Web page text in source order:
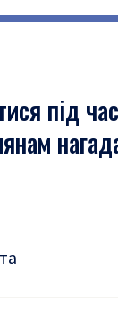
під